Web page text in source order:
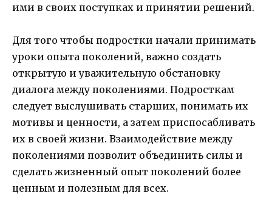
ими в своих поступках и принятии решений.
Для того чтобы подростки начали принимать
уроки опыта поколений, важно создать
открытую и уважительную обстановку
диалога между поколениями. Подросткам
следует выслушивать старших, понимать их
мотивы и ценности, а затем приспосабливать
их в своей жизни. Взаимодействие между
поколениями позволит объединить силы и
сделать жизненный опыт поколений более
ценным и полезным для всех.